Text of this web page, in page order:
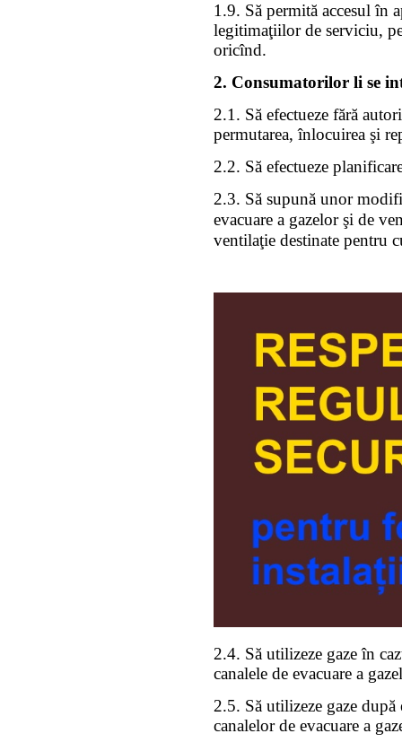
1.9. Să permită accesul în
legitimaţiilor de serviciu,
oricînd.
2. Consumatorilor li se
2.1. Să efectueze fără
permutarea, înlocuirea şi
2.2. Să efectueze
2.3. Să supună unor
evacuare a gazelor şi de
ventilaţie destinate pentru
2.4. Să utilizeze gaze în
canalele de evacuare a
2.5. Să utilizeze gaze
canalelor de evacuare a